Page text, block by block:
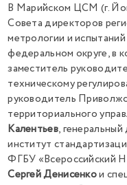
В Марийском ЦСМ (г.
Совета директоров
метрологии и
федеральном округе, в
заместитель
техническому
руководитель
территориального
Калентьев,
институт
ФГБУ «Всероссийский
Сергей Денисенкои